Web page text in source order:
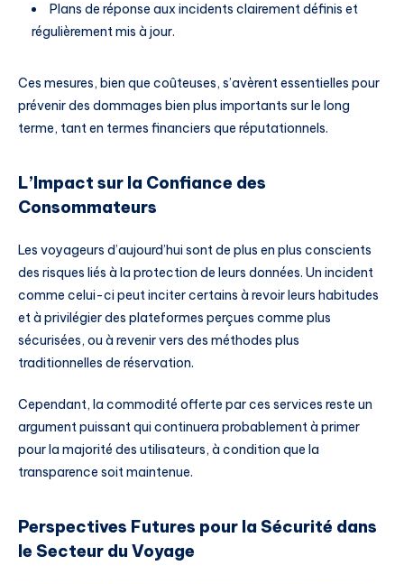
Plans de réponse aux incidents clairement définis et
régulièrement mis à jour.
Ces mesures, bien que coûteuses, s’avèrent essentielles pour
prévenir des dommages bien plus importants sur le long
terme, tant en termes financiers que réputationnels.
L’Impact sur la Confiance des
Consommateurs
Les voyageurs d’aujourd’hui sont de plus en plus conscients
des risques liés à la protection de leurs données. Un incident
comme celui-ci peut inciter certains à revoir leurs habitudes
et à privilégier des plateformes perçues comme plus
sécurisées, ou à revenir vers des méthodes plus
traditionnelles de réservation.
Cependant, la commodité offerte par ces services reste un
argument puissant qui continuera probablement à primer
pour la majorité des utilisateurs, à condition que la
transparence soit maintenue.
Perspectives Futures pour la Sécurité dans
le Secteur du Voyage